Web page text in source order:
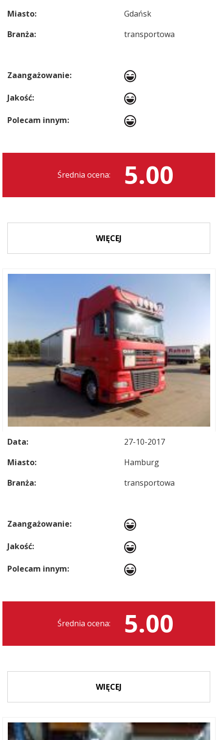
Miasto:
Gdańsk
Branża:
transportowa
Zaangażowanie:
Jakość:
Polecam innym:
Średnia ocena: 5.00
WIĘCEJ
Data:
27-10-2017
Miasto:
Hamburg
Branża:
transportowa
Zaangażowanie:
Jakość:
Polecam innym:
Średnia ocena: 5.00
WIĘCEJ